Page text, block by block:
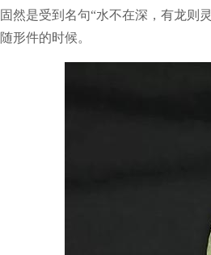
固然是受到名句“水不在深，有龙则
随形件的时候。